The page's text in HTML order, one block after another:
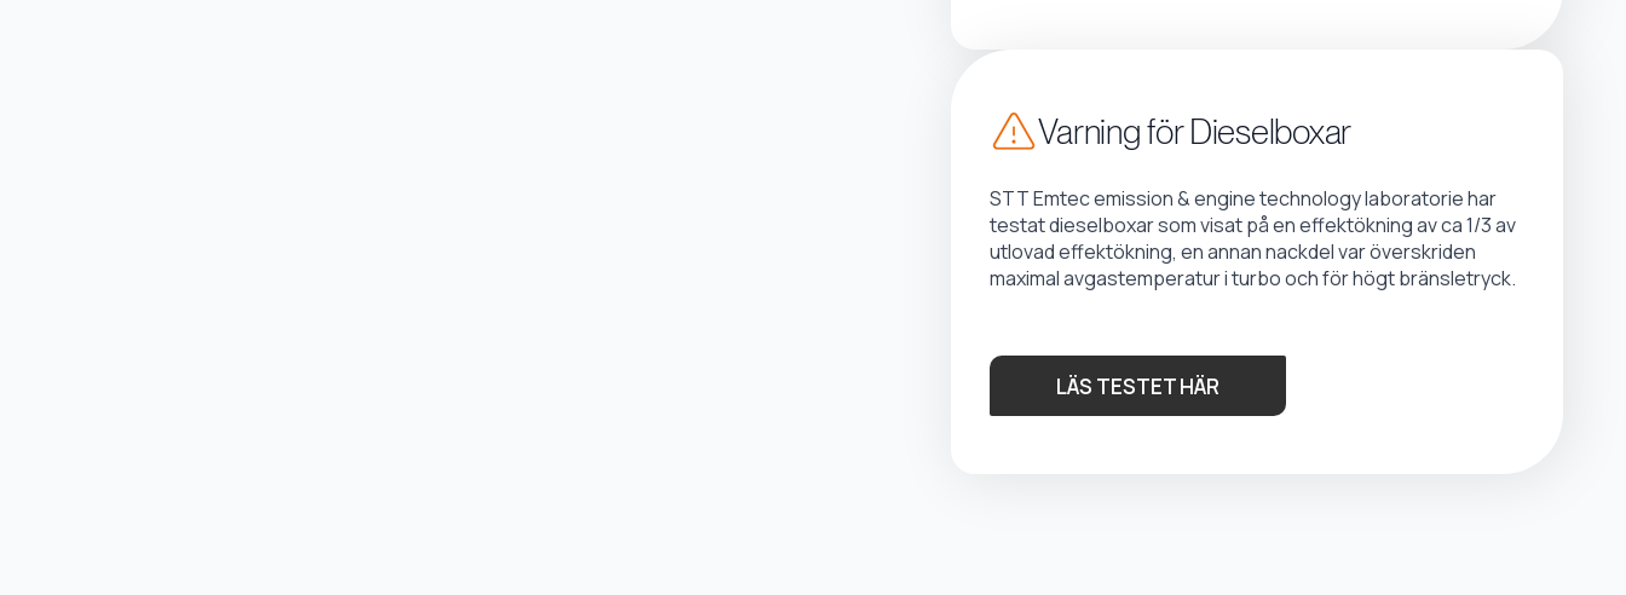
Varning för Dieselboxar
STT Emtec emission & engine technology laboratorie har
testat dieselboxar som visat på en effektökning av ca 1/3 av
utlovad effektökning, en annan nackdel var överskriden
maximal avgastemperatur i turbo och för högt bränsletryck.
LÄS TESTET HÄR